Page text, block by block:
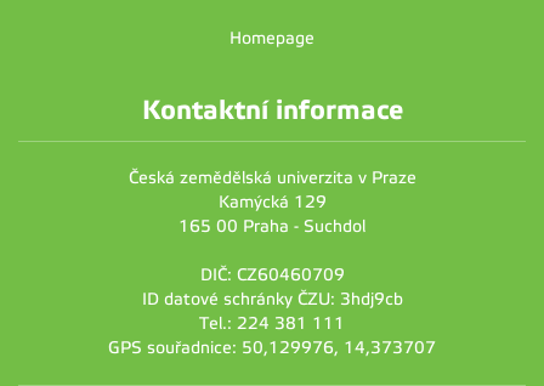
Homepage
Kontaktní informace
Česká zemědělská univerzita v Praze
Kamýcká 129
165 00 Praha - Suchdol
DIČ: CZ60460709
ID datové schránky ČZU: 3hdj9cb
Tel.: 224 381 111
GPS souřadnice: 50,129976, 14,373707